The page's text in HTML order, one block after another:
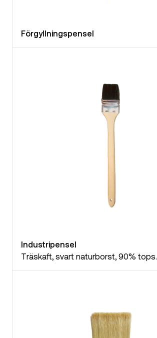
Förgyllningspensel
Industripensel
Träskaft, svart naturborst, 90% tops.